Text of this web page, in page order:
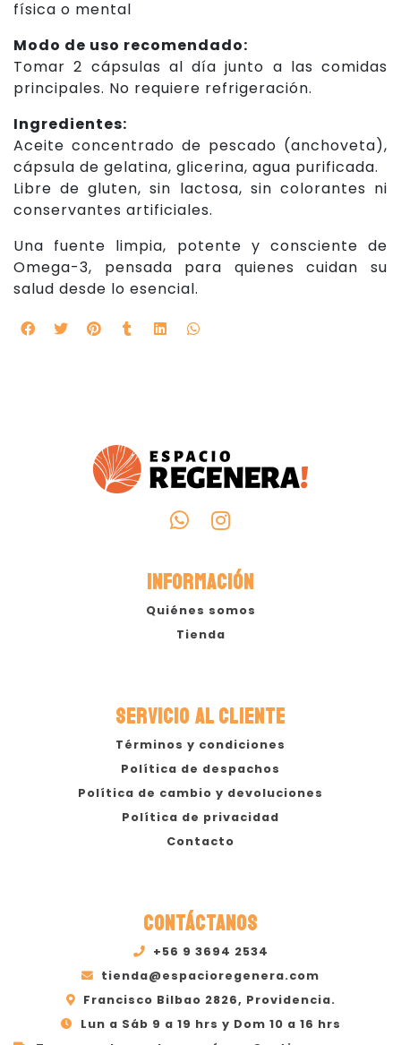
física o mental
Modo de uso recomendado:
Tomar 2 cápsulas al día junto a las comidas
principales. No requiere refrigeración.
Ingredientes:
Aceite concentrado de pescado (anchoveta),
cápsula de gelatina, glicerina, agua purificada.
Libre de gluten, sin lactosa, sin colorantes ni
conservantes artificiales.
Una fuente limpia, potente y consciente de
Omega-3, pensada para quienes cuidan su
salud desde lo esencial.
INFORMACIÓN
Quiénes somos
Tienda
SERVICIO AL CLIENTE
Términos y condiciones
Política de despachos
Política de cambio y devoluciones
Política de privacidad
Contacto
CONTÁCTANOS
+56 9 3694 2534
tienda@espacioregenera.com
Francisco Bilbao 2826, Providencia.
Lun a Sáb 9 a 19 hrs y Dom 10 a 16 hrs